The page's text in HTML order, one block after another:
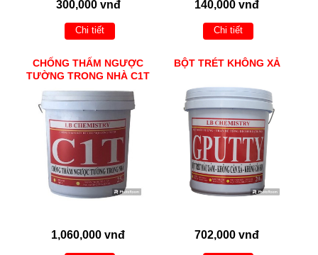
300,000 vnđ
Chi tiết
140,000 vnđ
Chi tiết
CHỐNG THẤM NGƯỢC
TƯỜNG TRONG NHÀ C1T
1,060,000 vnđ
BỘT TRÉT KHÔNG XẢ
702,000 vnđ